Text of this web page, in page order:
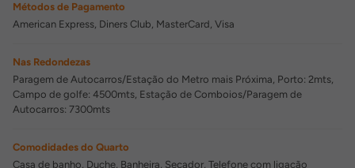
Métodos de Pagamento
American Express, Diners Club, MasterCard, Visa
Nas Redondezas
Paragem de Autocarros/Estação do Metro mais Próxima, Porto: 2mts,
Campo de golfe: 4500mts, Estação de Comboios/Paragem de
Autocarros: 7300mts
Comodidades do Quarto
Casa de banho, Duche, Banheira, Secador, Telefone com ligação